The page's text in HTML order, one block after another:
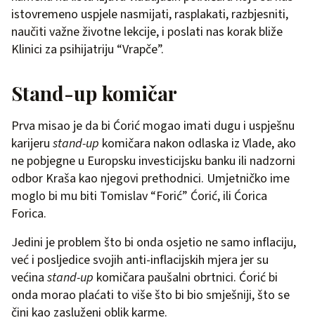
istovremeno uspjele nasmijati, rasplakati, razbjesniti,
naučiti važne životne lekcije, i poslati nas korak bliže
Klinici za psihijatriju “Vrapče”.
Stand-up komičar
Prva misao je da bi Ćorić mogao imati dugu i uspješnu
karijeru stand-up komičara nakon odlaska iz Vlade, ako
ne pobjegne u Europsku investicijsku banku ili nadzorni
odbor Kraša kao njegovi prethodnici. Umjetničko ime
moglo bi mu biti Tomislav “Forić” Ćorić, ili Ćorica
Forica.
Jedini je problem što bi onda osjetio ne samo inflaciju,
već i posljedice svojih anti-inflacijskih mjera jer su
većina stand-up komičara paušalni obrtnici. Ćorić bi
onda morao plaćati to više što bi bio smješniji, što se
čini kao zasluženi oblik karme.